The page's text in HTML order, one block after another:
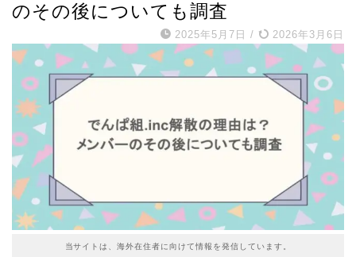
のその後についても調査
2025年5月7日 / 2026年3月6日
当サイトは、海外在住者に向けて情報を発信しています。